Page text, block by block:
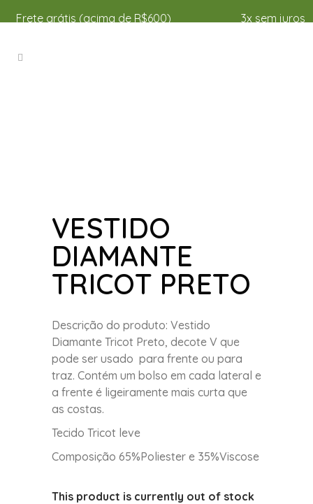
Frete grátis (acima de R$600) 3x sem juros
VESTIDO
DIAMANTE
TRICOT PRETO
Descrição do produto: Vestido
Diamante Tricot Preto, decote V que
pode ser usado para frente ou para
traz. Contém um bolso em cada lateral e
a frente é ligeiramente mais curta que
as costas.
Tecido Tricot leve
Composição 65%Poliester e 35%Viscose
This product is currently out of stock